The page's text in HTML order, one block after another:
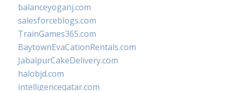
balanceyoganj.com
salesforceblogs.com
TrainGames365.com
BaytownEvaCationRentals.com
JabalpurCakeDelivery.com
halobjd.com
intelligenceqatar.com